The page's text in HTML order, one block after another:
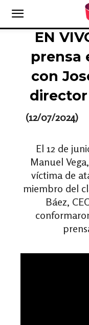
EN
prensa
con
director
(12/07/2024)
El 12 de
Manuel
víctima de
miembro del
Báez,